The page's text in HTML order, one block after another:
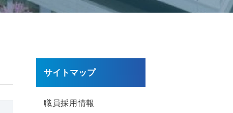
サイトマップ
職員採用情報